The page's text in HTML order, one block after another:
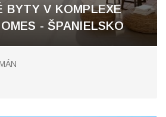
BYTY V KOMPLEXE
- ŠPANIELSKO